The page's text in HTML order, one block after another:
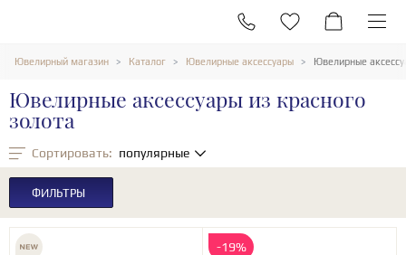
Ювелирный магазин Каталог Ювелирные аксессуары Ювелирные
Ювелирные аксессуары из красного
золота
Сортировать: популярные
ФИЛЬТРЫ
-19%